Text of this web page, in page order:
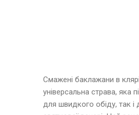
Смажені баклажани в
універсальна страва, яка
для швидкого обіду, так і